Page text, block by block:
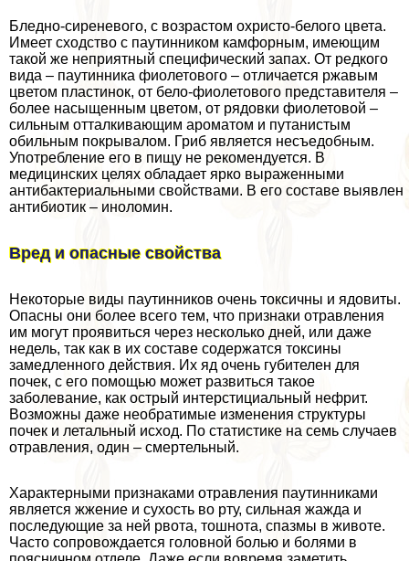
Бледно-сиреневого, с возрастом охристо-белого цвета.
Имеет сходство с паутинником камфорным, имеющим
такой же неприятный специфический запах. От редкого
вида – паутинника фиолетового – отличается ржавым
цветом пластинок, от бело-фиолетового представителя –
более насыщенным цветом, от рядовки фиолетовой –
сильным отталкивающим ароматом и пyтaнистым
обильным покрывалом. Гриб является несъедобным.
Употрeбление его в пищу не рекомендуется. В
медицинских целях обладает ярко выраженными
антибактериальными свойствами. В его составе выявлен
антибиотик – иноломин.
Вред и опасные свойства
Некоторые виды паутинников очень токсичны и ядовиты.
Опасны они более всего тем, что признаки отравления
им могут проявиться через несколько дней, или даже
недель, так как в их составе содержатся токсины
замедленного действия. Их яд очень губителен для
почек, с его помощью может развиться такое
заболевание, как острый интерстициальный нефрит.
Возможны даже необратимые изменения структуры
почек и летальный исход. По статистике на семь случаев
отравления, один – cмepтельный.
Хаpaктерными признаками отравления паутинниками
является жжение и сухость во рту, сильная жажда и
последующие за ней рвота, тошнота, спазмы в животе.
Часто сопровождается головной болью и болями в